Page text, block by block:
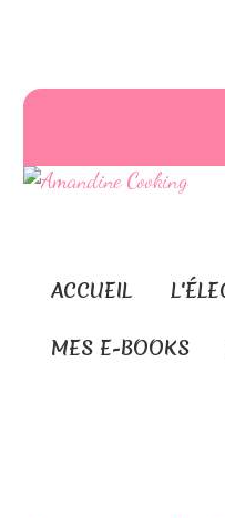
ACCUEIL
MES E-BOOKS